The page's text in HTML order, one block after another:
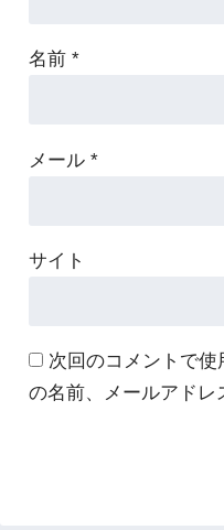
名前 *
メール *
サイト
次回のコメントで
の名前、メールアドレ